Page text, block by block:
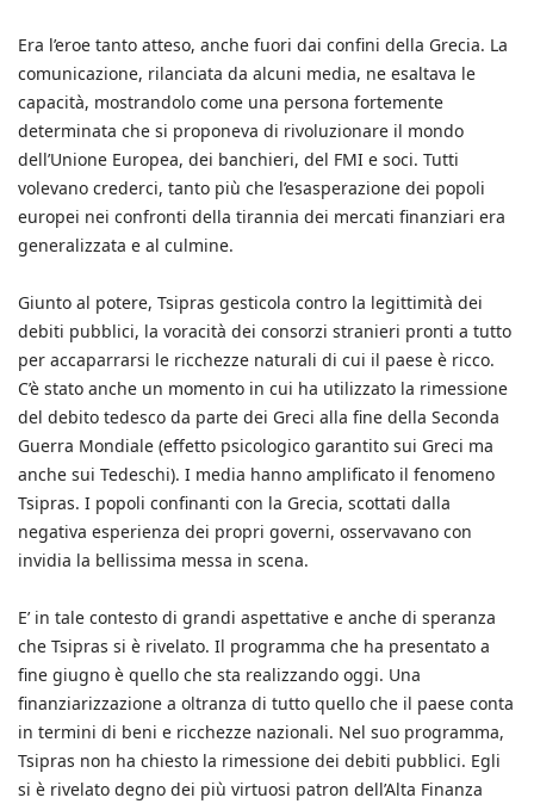
Era l’eroe tanto atteso, anche fuori dai confini della Grecia. La
comunicazione, rilanciata da alcuni media, ne esaltava le
capacità, mostrandolo come una persona fortemente
determinata che si proponeva di rivoluzionare il mondo
dell’Unione Europea, dei banchieri, del FMI e soci. Tutti
volevano crederci, tanto più che l’esasperazione dei popoli
europei nei confronti della tirannia dei mercati finanziari era
generalizzata e al culmine.
Giunto al potere, Tsipras gesticola contro la legittimità dei
debiti pubblici, la voracità dei consorzi stranieri pronti a tutto
per accaparrarsi le ricchezze naturali di cui il paese è ricco.
C’è stato anche un momento in cui ha utilizzato la rimessione
del debito tedesco da parte dei Greci alla fine della Seconda
Guerra Mondiale (effetto psicologico garantito sui Greci ma
anche sui Tedeschi). I media hanno amplificato il fenomeno
Tsipras. I popoli confinanti con la Grecia, scottati dalla
negativa esperienza dei propri governi, osservavano con
invidia la bellissima messa in scena.
E’ in tale contesto di grandi aspettative e anche di speranza
che Tsipras si è rivelato. Il programma che ha presentato a
fine giugno è quello che sta realizzando oggi. Una
finanziarizzazione a oltranza di tutto quello che il paese conta
in termini di beni e ricchezze nazionali. Nel suo programma,
Tsipras non ha chiesto la rimessione dei debiti pubblici. Egli
si è rivelato degno dei più virtuosi patron dell’Alta Finanza